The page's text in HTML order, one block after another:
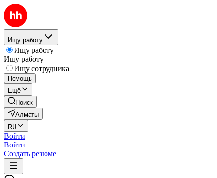
Ищу работу
Ищу работу
Ищу работу
Ищу сотрудника
Помощь
Ещё
Поиск
Алматы
RU
Войти
Войти
Создать резюме